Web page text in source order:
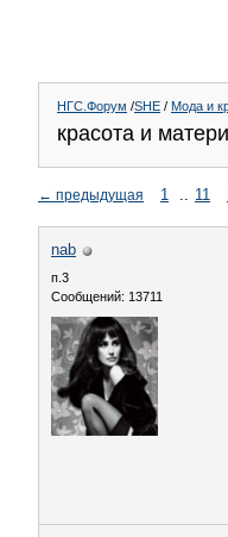
НГС.Форум /SHE / Мода и
красота и
← предыдущая 1 .. 11
nab
п.3
Сообщений: 13711